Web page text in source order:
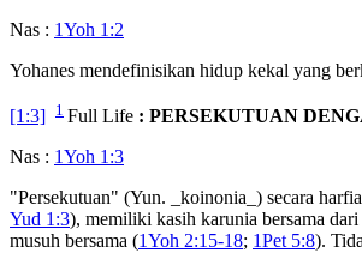
Nas : 1Yoh 1:2
Yohanes mendefinisikan hidup kekal yang
[1:3] 1 Full Life : PERSEKUTUAN
Nas : 1Yoh 1:3
"Persekutuan" (Yun. _koinonia_) secara
Yud 1:3), memiliki kasih karunia bersama
musuh bersama (1Yoh 2:15-18; 1Pet 5:8).